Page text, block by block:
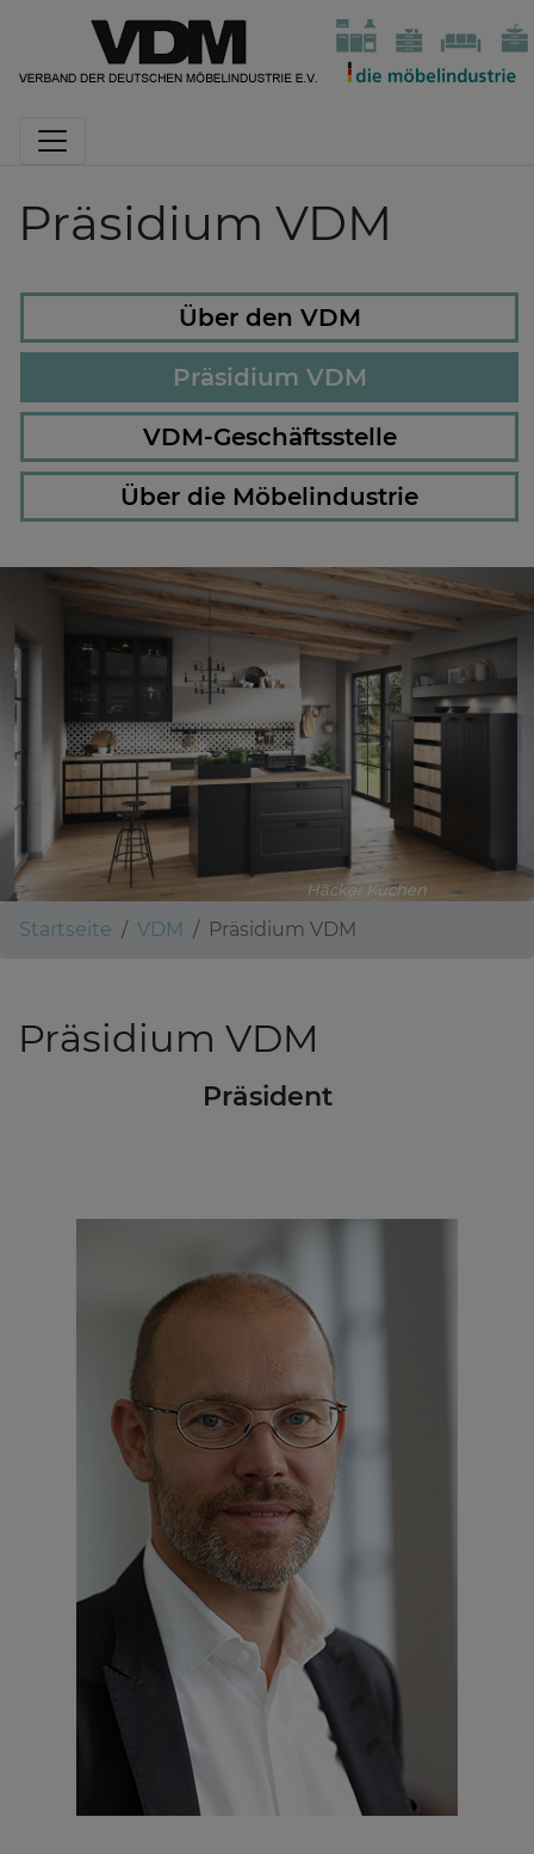
Präsidium VDM
Über den VDM
Präsidium VDM
VDM-Geschäftsstelle
Über die Möbelindustrie
Häcker Küchen
Startseite VDM Präsidium VDM
Präsidium VDM
Präsident